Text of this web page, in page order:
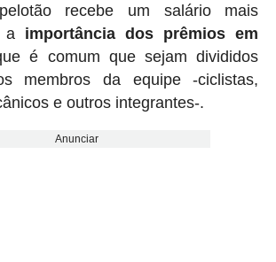
recebe um salário mais
a importância dos prêmios em
é comum que sejam divididos
membros da equipe -ciclistas,
e outros integrantes-.
Anunciar